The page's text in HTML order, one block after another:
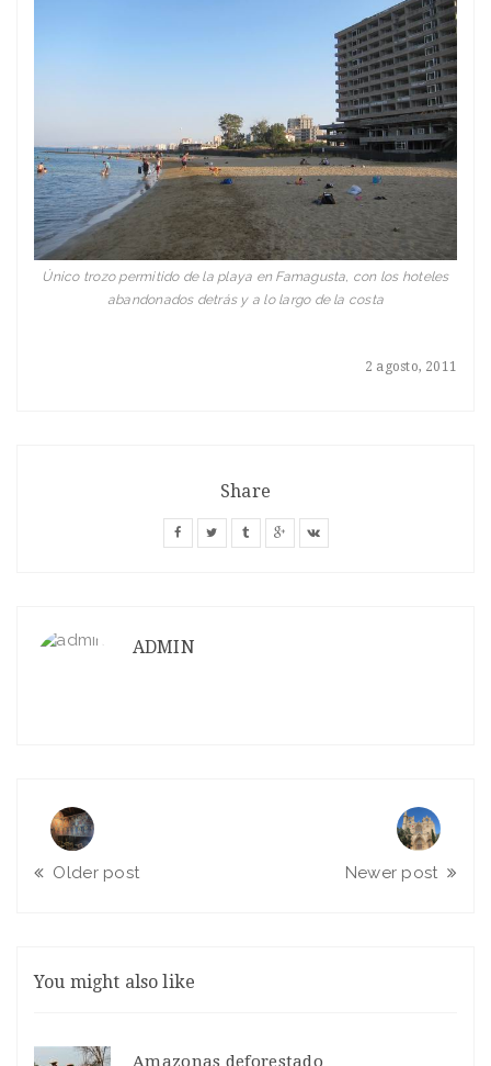
2 agosto, 2011
Único trozo permitido de la playa en Famagusta, con los hoteles
abandonados detrás y a lo largo de la costa
Share
ADMIN
Older post Newer post
You might also like
Amazonas deforestado